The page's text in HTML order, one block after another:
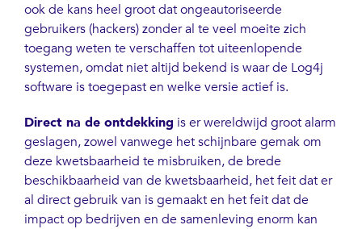
ook de kans heel groot dat ongeautoriseerde
gebruikers (hackers) zonder al te veel moeite zich
toegang weten te verschaffen tot uiteenlopende
systemen, omdat niet altijd bekend is waar de Log4j
software is toegepast en welke versie actief is.
Direct na de ontdekking is er wereldwijd groot alarm
geslagen, zowel vanwege het schijnbare gemak om
deze kwetsbaarheid te misbruiken, de brede
beschikbaarheid van de kwetsbaarheid, het feit dat er
al direct gebruik van is gemaakt en het feit dat de
impact op bedrijven en de samenleving enorm kan